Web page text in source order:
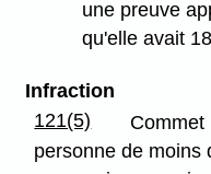
une preuve
qu'elle avait
Infraction
121(5)
Commet
personne de moins